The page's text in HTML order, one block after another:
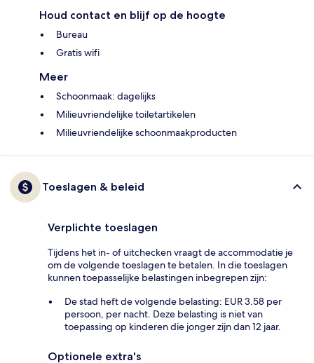
Houd contact en blijf op de hoogte
Bureau
Gratis wifi
Meer
Schoonmaak: dagelijks
Milieuvriendelijke toiletartikelen
Milieuvriendelijke schoonmaakproducten
Toeslagen & beleid
Verplichte toeslagen
Tijdens het in- of uitchecken vraagt de accommodatie je
om de volgende toeslagen te betalen. In die toeslagen
kunnen toepasselijke belastingen inbegrepen zijn:
De stad heft de volgende belasting: EUR 3.58 per
persoon, per nacht. Deze belasting is niet van
toepassing op kinderen die jonger zijn dan 12 jaar.
Optionele extra's